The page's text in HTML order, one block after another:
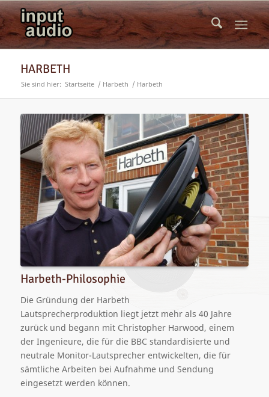
HARBETH
Sie sind hier: Startseite / Harbeth / Harbeth
Harbeth-Philosophie
Die Gründung der Harbeth
Lautsprecherproduktion liegt jetzt mehr als 40 Jahre
zurück und begann mit Christopher Harwood, einem
der Ingenieure, die für die BBC standardisierte und
neutrale Monitor-Lautsprecher entwickelten, die für
sämtliche Arbeiten bei Aufnahme und Sendung
eingesetzt werden können.